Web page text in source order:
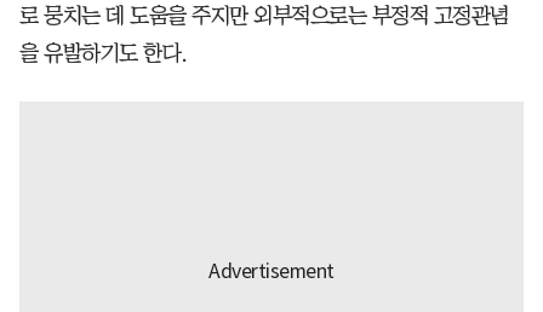
로 뭉치는 데 도움을 주지만 외부적으로는 부정적 고정관념
을 유발하기도 한다.